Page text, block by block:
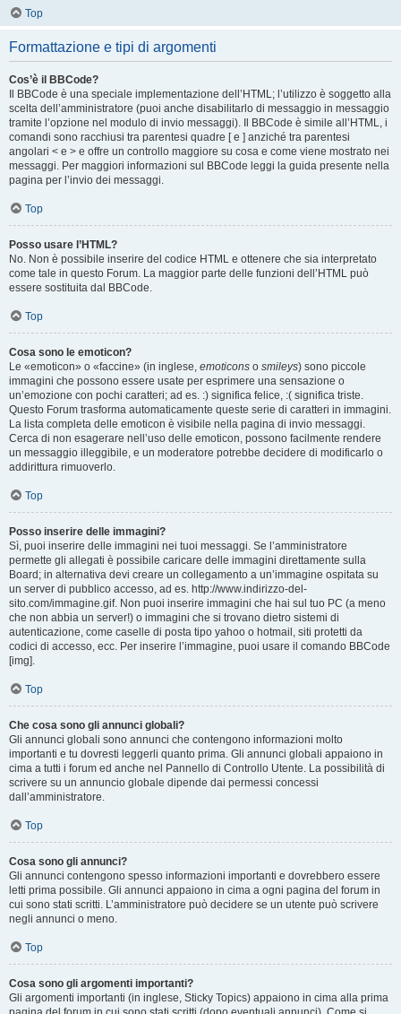
Top
Formattazione e tipi di argomenti
Cos’è il BBCode?
Il BBCode è una speciale implementazione dell’HTML; l’utilizzo è soggetto alla
scelta dell’amministratore (puoi anche disabilitarlo di messaggio in messaggio
tramite l’opzione nel modulo di invio messaggi). Il BBCode è simile all’HTML, i
comandi sono racchiusi tra parentesi quadre [ e ] anziché tra parentesi
angolari < e > e offre un controllo maggiore su cosa e come viene mostrato nei
messaggi. Per maggiori informazioni sul BBCode leggi la guida presente nella
pagina per l’invio dei messaggi.
Top
Posso usare l’HTML?
No. Non è possibile inserire del codice HTML e ottenere che sia interpretato
come tale in questo Forum. La maggior parte delle funzioni dell’HTML può
essere sostituita dal BBCode.
Top
Cosa sono le emoticon?
Le «emoticon» o «faccine» (in inglese, emoticons o smileys) sono piccole
immagini che possono essere usate per esprimere una sensazione o
un’emozione con pochi caratteri; ad es. :) significa felice, :( significa triste.
Questo Forum trasforma automaticamente queste serie di caratteri in immagini.
La lista completa delle emoticon è visibile nella pagina di invio messaggi.
Cerca di non esagerare nell’uso delle emoticon, possono facilmente rendere
un messaggio illeggibile, e un moderatore potrebbe decidere di modificarlo o
addirittura rimuoverlo.
Top
Posso inserire delle immagini?
Sì, puoi inserire delle immagini nei tuoi messaggi. Se l’amministratore
permette gli allegati è possibile caricare delle immagini direttamente sulla
Board; in alternativa devi creare un collegamento a un’immagine ospitata su
un server di pubblico accesso, ad es. http://www.indirizzo-del-
sito.com/immagine.gif. Non puoi inserire immagini che hai sul tuo PC (a meno
che non abbia un server!) o immagini che si trovano dietro sistemi di
autenticazione, come caselle di posta tipo yahoo o hotmail, siti protetti da
codici di accesso, ecc. Per inserire l’immagine, puoi usare il comando BBCode
[img].
Top
Che cosa sono gli annunci globali?
Gli annunci globali sono annunci che contengono informazioni molto
importanti e tu dovresti leggerli quanto prima. Gli annunci globali appaiono in
cima a tutti i forum ed anche nel Pannello di Controllo Utente. La possibilità di
scrivere su un annuncio globale dipende dai permessi concessi
dall’amministratore.
Top
Cosa sono gli annunci?
Gli annunci contengono spesso informazioni importanti e dovrebbero essere
letti prima possibile. Gli annunci appaiono in cima a ogni pagina del forum in
cui sono stati scritti. L’amministratore può decidere se un utente può scrivere
negli annunci o meno.
Top
Cosa sono gli argomenti importanti?
Gli argomenti importanti (in inglese, Sticky Topics) appaiono in cima alla prima